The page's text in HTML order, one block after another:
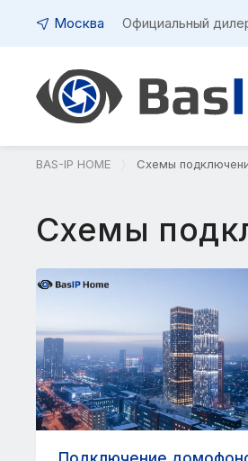
Москва Официальный
BAS-IP HOME Схемы
Схемы